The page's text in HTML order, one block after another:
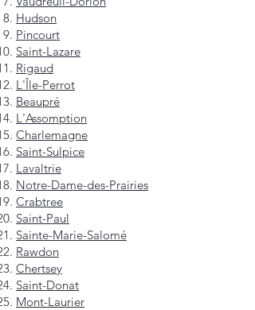
Hudson
Pincourt
Saint-Lazare
Rigaud
L'Île-Perrot
Beaupré
L'Assomption
Charlemagne
Saint-Sulpice
Lavaltrie
Notre-Dame-des-Prairies
Crabtree
Saint-Paul
Sainte-Marie-Salomé
Rawdon
Chertsey
Saint-Donat
Mont-Laurier